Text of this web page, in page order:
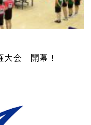
大会 開幕！